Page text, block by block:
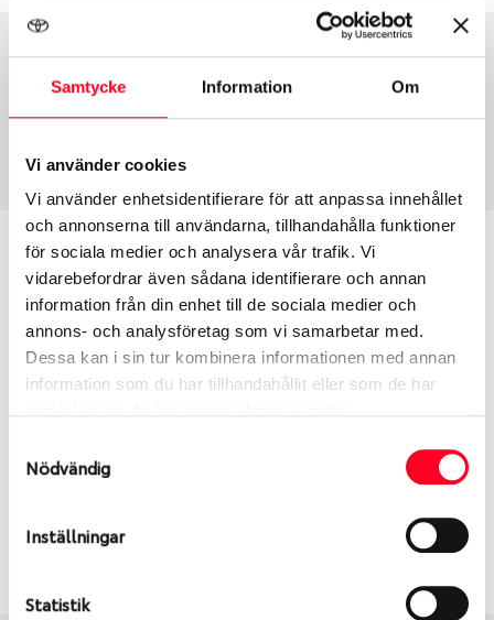
Samtycke Information Om
Vi använder cookies
Vi använder enhetsidentifierare för att anpassa innehållet
och annonserna till användarna, tillhandahålla funktioner
för sociala medier och analysera vår trafik. Vi
vidarebefordrar även sådana identifierare och annan
information från din enhet till de sociala medier och
annons- och analysföretag som vi samarbetar med.
Dessa kan i sin tur kombinera informationen med annan
information som du har tillhandahållit eller som de har
Nödvändig
Inställningar
Statistik
Däcktyp
Sommar
Däckstorlek
1718
Passar detta däck min bil?
Ange registreringsnummer för att se om det däck
du valt passar din bilmodell. Om du köper däck som
skall sättas på dina befintliga fälgar, se till att kolla
en extra gång så att däck och fälg har samma
bilen hade ut från fabrik.
S Sök